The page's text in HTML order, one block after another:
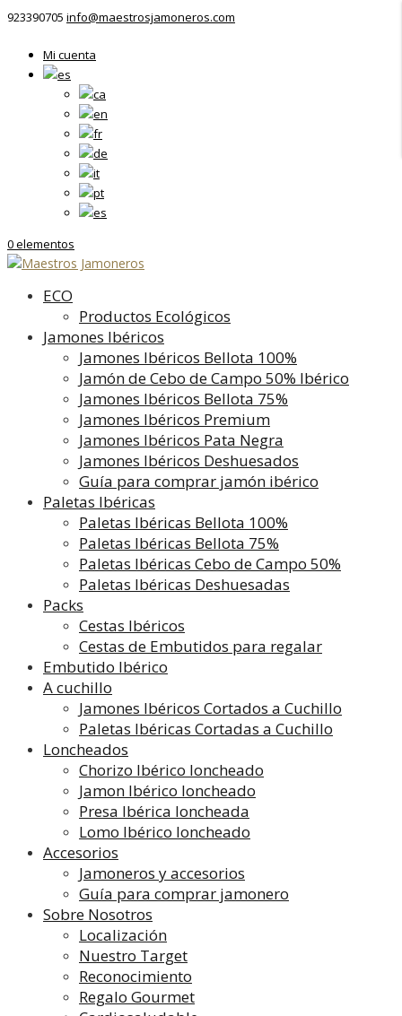
923390705 info@maestrosjamoneros.com
Mi cuenta
0 elementos
ECO
Productos Ecológicos
Jamones Ibéricos
Jamones Ibéricos Bellota 100%
Jamón de Cebo de Campo 50% Ibérico
Jamones Ibéricos Bellota 75%
Jamones Ibéricos Premium
Jamones Ibéricos Pata Negra
Jamones Ibéricos Deshuesados
Guía para comprar jamón ibérico
Paletas Ibéricas
Paletas Ibéricas Bellota 100%
Paletas Ibéricas Bellota 75%
Paletas Ibéricas Cebo de Campo 50%
Paletas Ibéricas Deshuesadas
Packs
Cestas Ibéricos
Cestas de Embutidos para regalar
Embutido Ibérico
A cuchillo
Jamones Ibéricos Cortados a Cuchillo
Paletas Ibéricas Cortadas a Cuchillo
Loncheados
Chorizo Ibérico loncheado
Jamon Ibérico loncheado
Presa Ibérica loncheada
Lomo Ibérico loncheado
Accesorios
Jamoneros y accesorios
Guía para comprar jamonero
Sobre Nosotros
Localización
Nuestro Target
Reconocimiento
Regalo Gourmet